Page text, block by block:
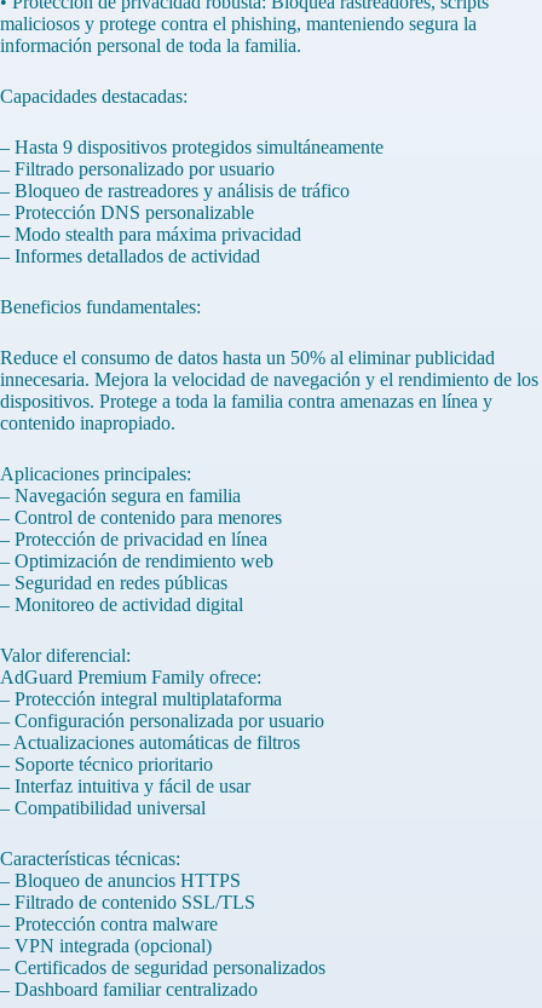
maliciosos y protege contra el phishing, manteniendo segura la
información personal de toda la familia.
Capacidades destacadas:
– Hasta 9 dispositivos protegidos simultáneamente
– Filtrado personalizado por usuario
– Bloqueo de rastreadores y análisis de tráfico
– Protección DNS personalizable
– Modo stealth para máxima privacidad
– Informes detallados de actividad
Beneficios fundamentales:
Reduce el consumo de datos hasta un 50% al eliminar publicidad
innecesaria. Mejora la velocidad de navegación y el rendimiento de los
dispositivos. Protege a toda la familia contra amenazas en línea y
contenido inapropiado.
Aplicaciones principales:
– Navegación segura en familia
– Control de contenido para menores
– Protección de privacidad en línea
– Optimización de rendimiento web
– Seguridad en redes públicas
– Monitoreo de actividad digital
Valor diferencial:
AdGuard Premium Family ofrece:
– Protección integral multiplataforma
– Configuración personalizada por usuario
– Actualizaciones automáticas de filtros
– Soporte técnico prioritario
– Interfaz intuitiva y fácil de usar
– Compatibilidad universal
Características técnicas:
– Bloqueo de anuncios HTTPS
– Filtrado de contenido SSL/TLS
– Protección contra malware
– VPN integrada (opcional)
– Certificados de seguridad personalizados
– Dashboard familiar centralizado